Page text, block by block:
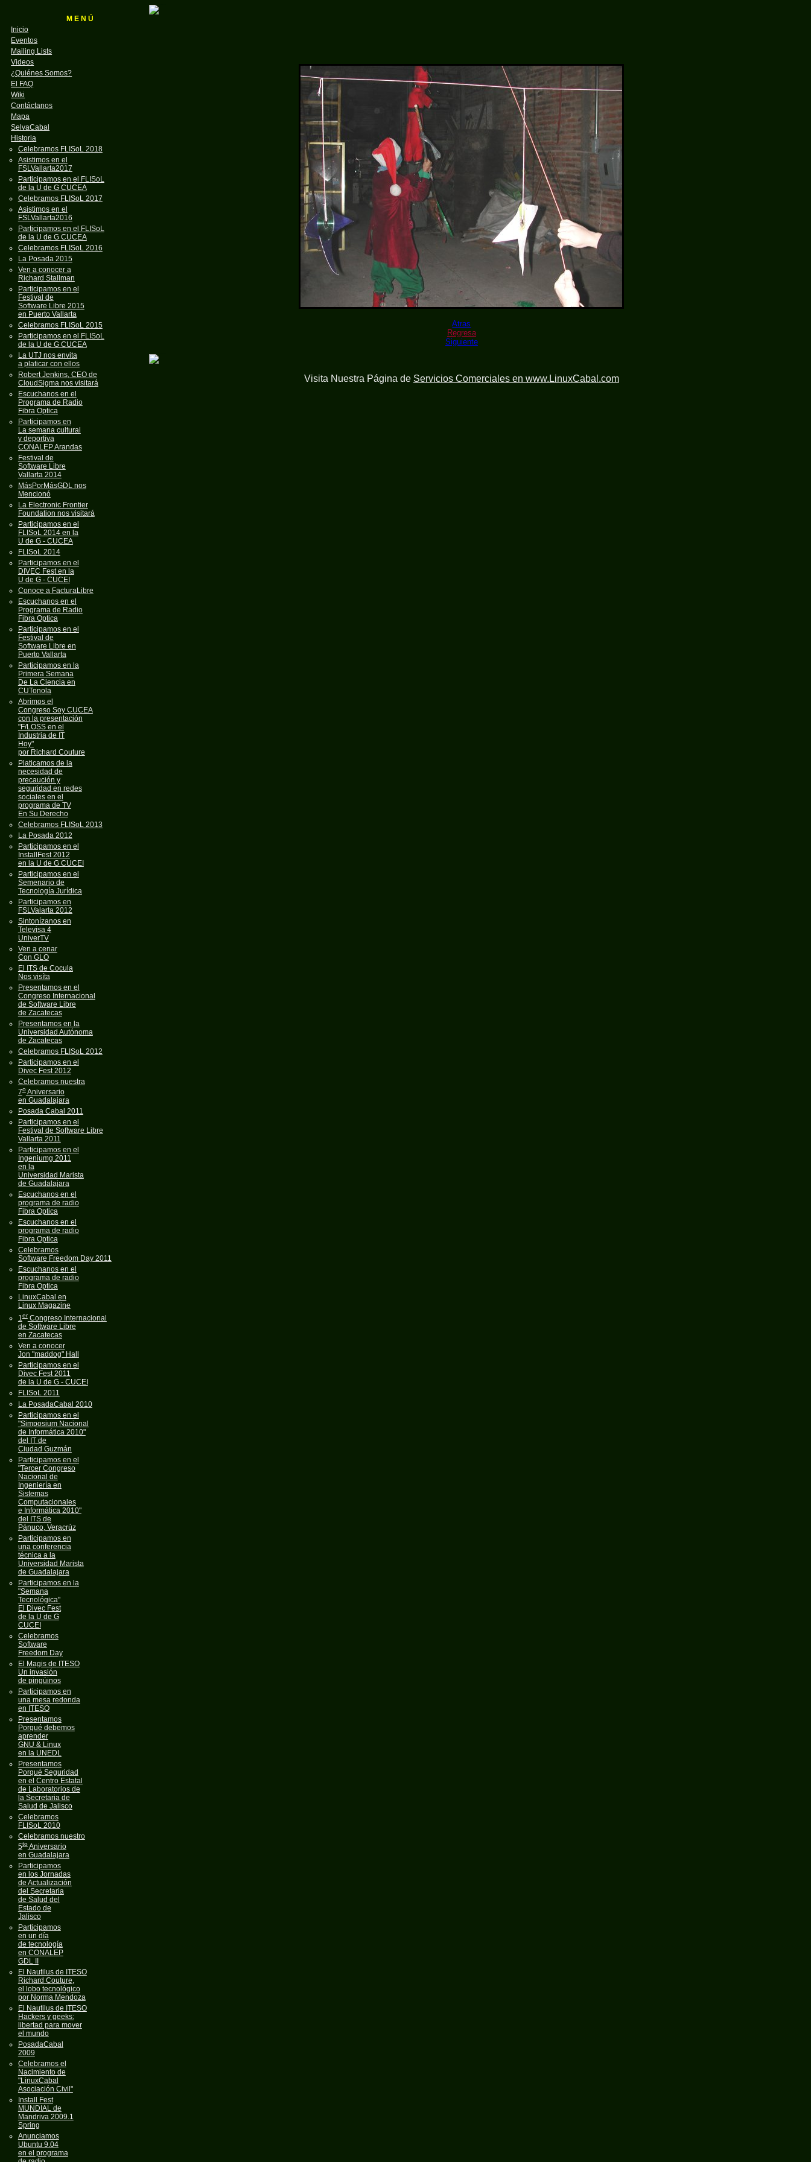
M E N Ú
Inicio
Eventos
Mailing Lists
Videos
¿Quiénes Somos?
El FAQ
Wiki
Contáctanos
Mapa
SelvaCabal
Historia
Celebramos FLISoL 2018
Asistimos en el
FSLVallarta2017
Participamos en el FLISoL
de la U de G CUCEA
Celebramos FLISoL 2017
Asistimos en el
FSLVallarta2016
Participamos en el FLISoL
de la U de G CUCEA
Celebramos FLISoL 2016
La Posada 2015
Ven a conocer a
Richard Stallman
Participamos en el
Festival de
Software Libre 2015
en Puerto Vallarta
Celebramos FLISoL 2015
Participamos en el FLISoL
de la U de G CUCEA
La UTJ nos envita
a platicar con ellos
Robert Jenkins, CEO de
CloudSigma nos visitará
Escuchanos en el
Programa de Radio
Fibra Optica
Participamos en
La semana cultural
y deportiva
CONALEP Arandas
Festival de
Software Libre
Vallarta 2014
MásPorMásGDL nos
Mencionó
La Electronic Frontier
Foundation nos visitará
Participamos en el
FLISoL 2014 en la
U de G - CUCEA
FLISoL 2014
Participamos en el
DIVEC Fest en la
U de G - CUCEI
Conoce a FacturaLibre
Escuchanos en el
Programa de Radio
Fibra Optica
Participamos en el
Festival de
Software Libre en
Puerto Vallarta
Participamos en la
Primera Semana
De La Ciencia en
CUTonola
Abrimos el
Congreso Soy CUCEA
con la presentación
"F/LOSS en el
Industria de IT
Hoy"
por Richard Couture
Platicamos de la
necesidad de
precaución y
seguridad en redes
sociales en el
programa de TV
En Su Derecho
Celebramos FLISoL 2013
La Posada 2012
Participamos en el
InstallFest 2012
en la U de G CUCEI
Participamos en el
Semenario de
Tecnología Jurídica
Participamos en
FSLValarta 2012
Sintonízanos en
Televisa 4
UniverTV
Ven a cenar
Con GLO
El ITS de Cocula
Nos visíta
Presentamos en el
Congreso Internacional
de Software Libre
de Zacatecas
Presentamos en la
Universidad Autónoma
de Zacatecas
Celebramos FLISoL 2012
Participamos en el
Divec Fest 2012
Celebramos nuestra
7oAniversario
en Guadalajara
Posada Cabal 2011
Participamos en el
Festival de Software Libre
Vallarta 2011
Participamos en el
Ingeniumg 2011
en la
Universidad Marista
de Guadalajara
Escuchanos en el
programa de radio
Fibra Optica
Escuchanos en el
programa de radio
Fibra Optica
Celebramos
Software Freedom Day 2011
Escuchanos en el
programa de radio
Fibra Optica
LinuxCabal en
Linux Magazine
1erCongreso Internacional
de Software Libre
en Zacatecas
Ven a conocer
Jon "maddog" Hall
Participamos en el
Divec Fest 2011
de la U de G - CUCEI
FLISoL 2011
La PosadaCabal 2010
Participamos en el
"Simposium Nacional
de Informática 2010"
del IT de
Ciudad Guzmán
Participamos en el
"Tercer Congreso
Nacional de
Ingeniería en
Sistemas
Computacionales
e Informática 2010"
del ITS de
Pánuco, Veracrúz
Participamos en
una conferencia
técnica a la
Universidad Marista
de Guadalajara
Participamos en la
"Semana
Tecnológica"
El Divec Fest
de la U de G
CUCEI
Celebramos
Software
Freedom Day
El Magis de ITESO
Un invasión
de pingüinos
Participamos en
una mesa redonda
en ITESO
Presentamos
Porqué debemos
aprender
GNU & Linux
en la UNEDL
Presentamos
Porqué Seguridad
en el Centro Estatal
de Laboratorios de
la Secretaria de
Salud de Jalisco
Celebramos
FLISoL 2010
Celebramos nuestro
5toAniversario
en Guadalajara
Participamos
en los Jornadas
de Actualización
del Secretaria
de Salud del
Estado de
Jalisco
Participamos
en un día
de tecnología
en CONALEP
GDL II
El Nautilus de ITESO
Richard Couture,
el lobo tecnológico
por Norma Mendoza
El Nautilus de ITESO
Hackers y geeks:
libertad para mover
el mundo
PosadaCabal
2009
Celebramos el
Nacimiento de
"LinuxCabal
Asociación Civil"
Install Fest
MUNDIAL de
Mandriva 2009.1
Spring
Anunciamos
Ubuntu 9.04
en el programa
Atras
Regresa
Siguiente
Visita Nuestra Página de Servicios Comerciales en www.LinuxCabal.com